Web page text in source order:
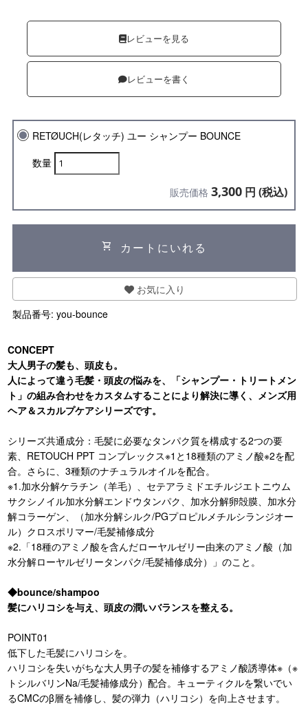
レビューを見る
レビューを書く
RETØUCH(レタッチ) ユー シャンプー BOUNCE
数量
販売価格 3,300 円 (税込)
shopping_cart カートにいれる
お気に入り
製品番号: you-bounce
CONCEPT
大人男子の髪も、頭皮も。
人によって違う毛髪・頭皮の悩みを、「シャンプー・トリートメン
ト」の組み合わせをカスタムすることにより解決に導く、メンズ用
ヘア＆スカルプケアシリーズです。
シリーズ共通成分：毛髪に必要なタンパク質を構成する2つの要
素、RETOUCH PPT コンプレックス※1と18種類のアミノ酸※2を配
合。さらに、3種類のナチュラルオイルを配合。
※1.加水分解ケラチン（羊毛）、セテアラミドエチルジエトニウム
サクシノイル加水分解エンドウタンパク、加水分解卵殻膜、加水分
解コラーゲン、（加水分解シルク/PGプロピルメチルシランジオー
ル）クロスポリマー/毛髪補修成分
※2.「18種のアミノ酸を含んだローヤルゼリー由来のアミノ酸（加
水分解ローヤルゼリータンパク/毛髪補修成分）」のこと。
◆bounce/shampoo
髪にハリコシを与え、頭皮の潤いバランスを整える。
POINT01
低下した毛髪にハリコシを。
ハリコシを失いがちな大人男子の髪を補修するアミノ酸誘導体※（※
トシルバリンNa/毛髪補修成分）配合。キューティクルを繋いでい
るCMCのβ層を補修し、髪の弾力（ハリコシ）を向上させます。